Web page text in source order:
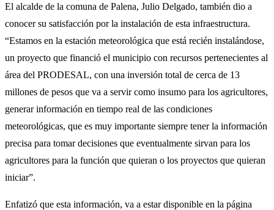
El alcalde de la comuna de Palena, Julio Delgado, también dio a
conocer su satisfacción por la instalación de esta infraestructura.
“Estamos en la estación meteorológica que está recién instalándose,
un proyecto que financió el municipio con recursos pertenecientes al
área del PRODESAL, con una inversión total de cerca de 13
millones de pesos que va a servir como insumo para los agricultores,
generar información en tiempo real de las condiciones
meteorológicas, que es muy importante siempre tener la información
precisa para tomar decisiones que eventualmente sirvan para los
agricultores para la función que quieran o los proyectos que quieran
iniciar”.
Enfatizó que esta información, va a estar disponible en la página